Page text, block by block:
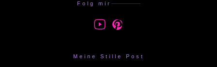
Folg mir
Meine Stille Post